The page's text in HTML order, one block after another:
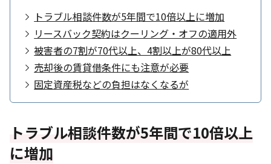
トラブル相談件数が5年間で10倍以上に増加
リースバック契約はクーリング・オフの適用外
被害者の7割が70代以上、4割以上が80代以上
売却後の賃貸借条件にも注意が必要
固定資産税などの負担はなくなるが
トラブル相談件数が5年間で10倍以上
に増加